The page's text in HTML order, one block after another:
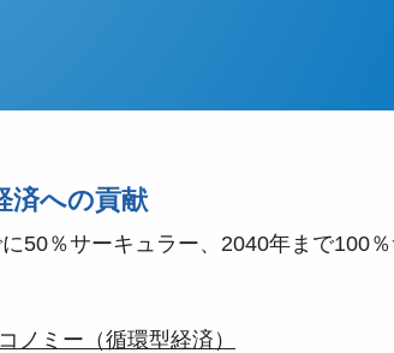
済への貢献
50％サーキュラー、2040年まで100
ノミー（循環型経済）